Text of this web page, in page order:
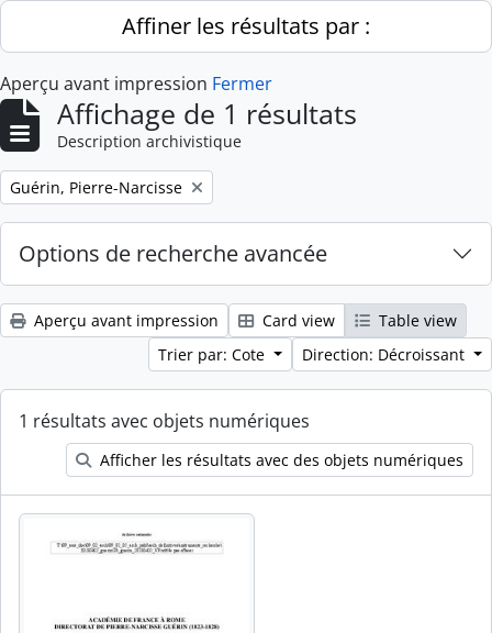
Skip to main contentAffiner les résultats par :
Aperçu avant impression Fermer
Affichage de 1 résultats
Description archivistique
Remove filter:
Guérin, Pierre-Narcisse
Options de recherche avancée
Aperçu avant impression Card view
Table view
Trier par: Cote
Direction: Décroissant
1 résultats avec objets numériques
Afficher les résultats avec des objets numériques